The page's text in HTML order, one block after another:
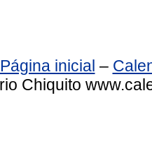
Página inicial –
Chiquito